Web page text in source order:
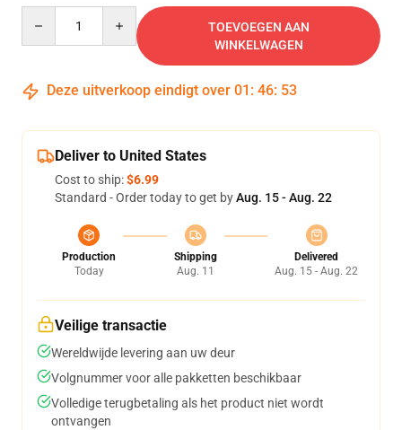
TOEVOEGEN AAN
WINKELWAGEN
Deze uitverkoop eindigt over 01 : 46: 53
Deliver to United States
Cost to ship:$6.99
Standard - Order today to get byAug. 15 - Aug. 22
Production
Today
Shipping
Aug. 11
Delivered
Aug. 15 - Aug. 22
Veilige transactie
Wereldwijde levering aan uw deur
Volgnummer voor alle pakketten beschikbaar
Volledige terugbetaling als het product niet wordt
ontvangen